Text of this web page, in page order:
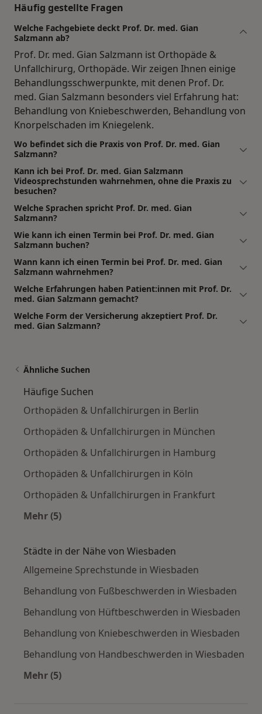
Häufig gestellte Fragen
Welche Fachgebiete deckt Prof. Dr. med. Gian
Salzmann ab?
Prof. Dr. med. Gian Salzmann ist Orthopäde &
Unfallchirurg, Orthopäde. Wir zeigen Ihnen einige
Behandlungsschwerpunkte, mit denen Prof. Dr.
med. Gian Salzmann besonders viel Erfahrung hat:
Behandlung von Kniebeschwerden, Behandlung von
Knorpelschaden im Kniegelenk.
Wo befindet sich die Praxis von Prof. Dr. med. Gian
Salzmann?
Kann ich bei Prof. Dr. med. Gian Salzmann
Videosprechstunden wahrnehmen, ohne die Praxis zu
besuchen?
Welche Sprachen spricht Prof. Dr. med. Gian
Salzmann?
Wie kann ich einen Termin bei Prof. Dr. med. Gian
Salzmann buchen?
Wann kann ich einen Termin bei Prof. Dr. med. Gian
Salzmann wahrnehmen?
Welche Erfahrungen haben Patient:innen mit Prof. Dr.
med. Gian Salzmann gemacht?
Welche Form der Versicherung akzeptiert Prof. Dr.
med. Gian Salzmann?
Ähnliche Suchen
Häufige Suchen
Orthopäden & Unfallchirurgen in Berlin
Orthopäden & Unfallchirurgen in München
Orthopäden & Unfallchirurgen in Hamburg
Orthopäden & Unfallchirurgen in Köln
Orthopäden & Unfallchirurgen in Frankfurt
Mehr (5)
Städte in der Nähe von Wiesbaden
Allgemeine Sprechstunde in Wiesbaden
Behandlung von Fußbeschwerden in Wiesbaden
Behandlung von Hüftbeschwerden in Wiesbaden
Behandlung von Kniebeschwerden in Wiesbaden
Behandlung von Handbeschwerden in Wiesbaden
Mehr (5)